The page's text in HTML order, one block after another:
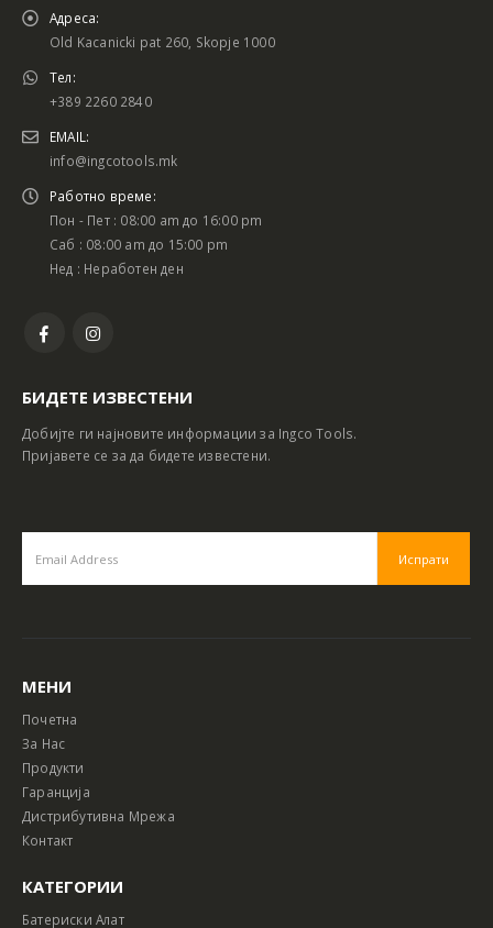
Адреса:
Old Kacanicki pat 260, Skopje 1000
Тел:
+389 2260 2840
EMAIL:
info@ingcotools.mk
Работно време:
Пон - Пет : 08:00 am до 16:00 pm
Саб : 08:00 am до 15:00 pm
Нед : Неработен ден
БИДЕТЕ ИЗВЕСТЕНИ
Добијте ги најновите информации за Ingco Tools.
Пријавете се за да бидете известени.
МЕНИ
Почетна
За Нас
Продукти
Гаранција
Дистрибутивна Мрежа
Контакт
КАТЕГОРИИ
Батериски Алат